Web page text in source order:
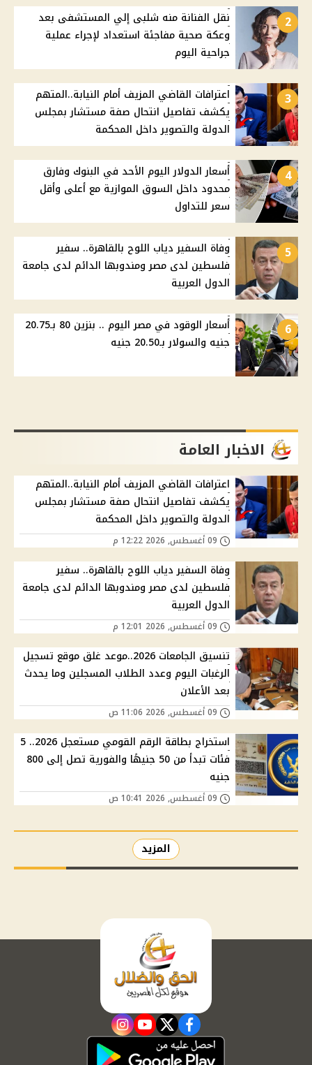
2
نقل الفنانة منه شلبى إلي المستشفى بعد
وعكة صحية مفاجئة استعداد لإجراء عملية
جراحية اليوم
3
اعترافات القاضي المزيف أمام النيابة..المتهم
يكشف تفاصيل انتحال صفة مستشار بمجلس
الدولة والتصوير داخل المحكمة
4
أسعار الدولار اليوم الأحد في البنوك وفارق
محدود داخل السوق الموازية مع أعلى وأقل
سعر للتداول
5
وفاة السفير دياب اللوح بالقاهرة.. سفير
فلسطين لدى مصر ومندوبها الدائم لدى جامعة
الدول العربية
6
أسعار الوقود في مصر اليوم .. بنزين 80 بـ20.75
جنيه والسولار بـ20.50 جنيه
الاخبار العامة
اعترافات القاضي المزيف أمام النيابة..المتهم
يكشف تفاصيل انتحال صفة مستشار بمجلس
الدولة والتصوير داخل المحكمة
وفاة السفير دياب اللوح بالقاهرة.. سفير
فلسطين لدى مصر ومندوبها الدائم لدى جامعة
الدول العربية
تنسيق الجامعات 2026..موعد غلق موقع تسجيل
الرغبات اليوم وعدد الطلاب المسجلين وما يحدث
بعد الأعلان
استخراج بطاقة الرقم القومي مستعجل 2026.. 5
فئات تبدأ من 50 جنيهًا والفورية تصل إلى 800
جنيه
المزيد
facebook
twitter
youtube
instagram